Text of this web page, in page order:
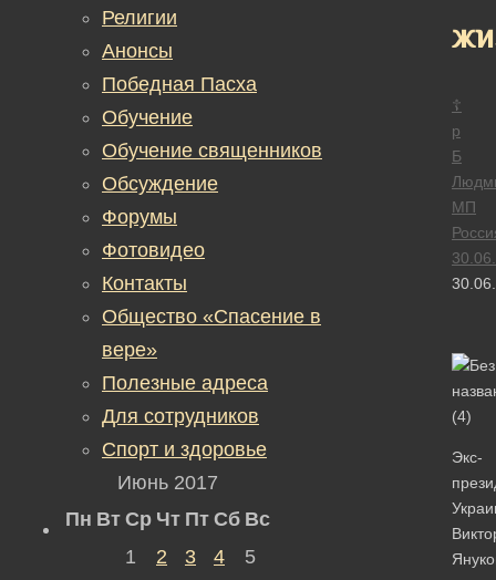
☦
р
Б
МП
Экс-
Религии
Анонсы
Победная Пасха
Обучение
Обучение священников
Обсуждение
Форумы
Фотовидео
Контакты
Общество «Спасение в
вере»
Полезные адреса
Для сотрудников
Спорт и здоровье
Июнь 2017
Пн Вт Ср Чт Пт Сб Вс
1
2 3 4 5